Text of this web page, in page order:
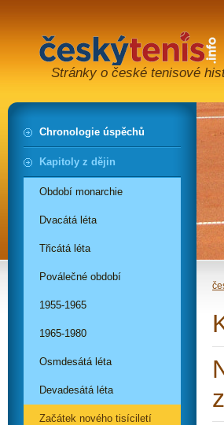
Stránky o české tenisové
Chronologie úspěchů
Kapitoly z dějin
Období monarchie
Dvacátá léta
Třicátá léta
Poválečné období
1955-1965
1965-1980
Osmdesátá léta
Devadesátá léta
Začátek nového tisíciletí